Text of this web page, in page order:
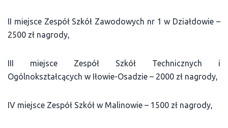
II miejsce Zespół Szkół Zawodowych nr 1 w Działdowie –
2500 zł nagrody,
III miejsce Zespół Szkół Technicznych i
Ogólnokształcących w Iłowie-Osadzie – 2000 zł nagrody,
IV miejsce Zespół Szkół w Malinowie – 1500 zł nagrody,